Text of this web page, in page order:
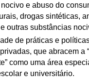
e abuso do
drogas sintéticas,
outras substâncias
de práticas e
que abracem a
como uma área
e universitário.